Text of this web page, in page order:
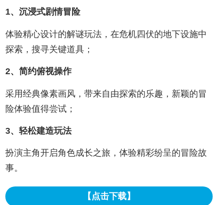
1、沉浸式剧情冒险
体验精心设计的解谜玩法，在危机四伏的地下设施中
探索，搜寻关键道具；
2、简约俯视操作
采用经典像素画风，带来自由探索的乐趣，新颖的冒
险体验值得尝试；
3、轻松建造玩法
扮演主角开启角色成长之旅，体验精彩纷呈的冒险故
事。
【点击下载】